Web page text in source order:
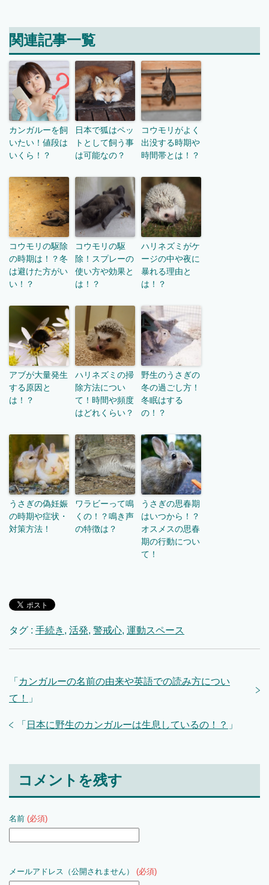
関連記事一覧
カンガルーを飼
いたい！値段は
いくら！？
日本で狐はペッ
トとして飼う事
は可能なの？
コウモリがよく
出没する時期や
時間帯とは！？
コウモリの駆除
の時期は！？冬
は避けた方がい
い！？
コウモリの駆
除！スプレーの
使い方や効果と
は！？
ハリネズミがケ
ージの中や夜に
暴れる理由と
は！？
アブが大量発生
する原因と
は！？
ハリネズミの掃
除方法につい
て！時間や頻度
はどれくらい？
野生のうさぎの
冬の過ごし方！
冬眠はする
の！？
うさぎの偽妊娠
の時期や症状・
対策方法！
ワラビーって鳴
くの！？鳴き声
の特徴は？
うさぎの思春期
はいつから！？
オスメスの思春
期の行動につい
て！
タグ : 手続き , 活発, 警戒心, 運動スペース
「 カンガルーの名前の由来や英語での読み方につい
て！
」
「 日本に野生のカンガルーは生息しているの！？ 」
コメントを残す
名前 (必須)
メールアドレス（公開されません） (必須)